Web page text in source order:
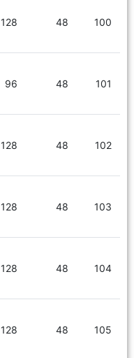
100
48
128
101
48
96
102
48
128
103
48
128
104
48
128
105
48
128